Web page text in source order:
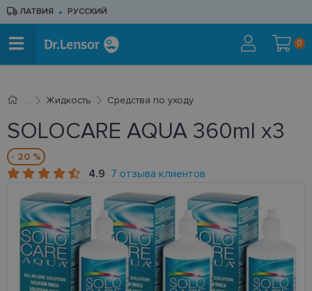
ЛАТВИЯ РУССКИЙ
0
Жидкость Средства по уходу
SOLOCARE AQUA 360ml x3
- 20 %
4.9 7 отзыва клиентов